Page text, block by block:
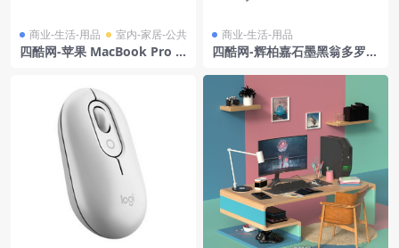
商业-生活-用品 室内-家居-公共
四酷网-苹果 MacBook Pro 2
商业-生活-用品
四酷网-辉柏嘉石墨黑翁多罗笔